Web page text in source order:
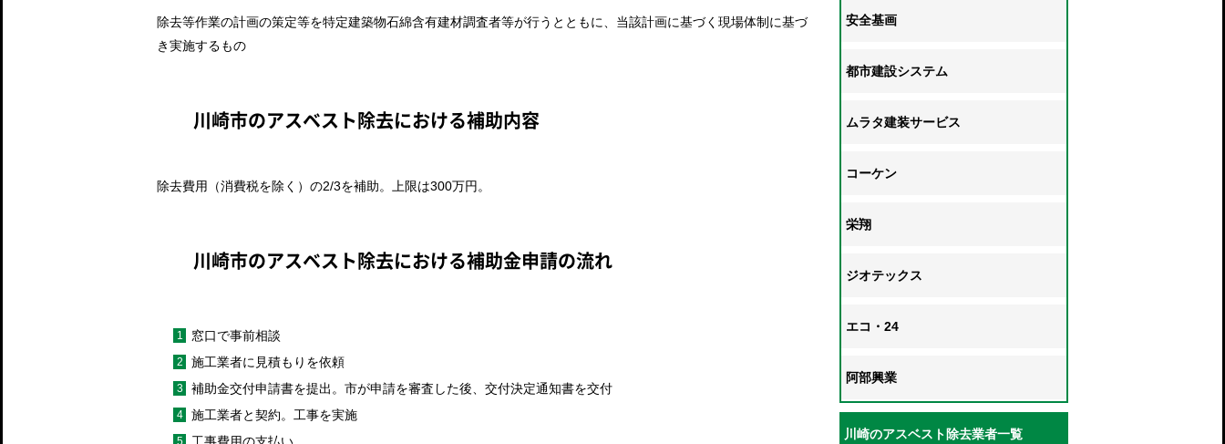
除去等作業の計画の策定等を特定建築物石綿含有建材調査者等が行うとともに、当該計画に基づく現場体制に基づ
き実施するもの
川崎市のアスベスト除去における補助内容
除去費用（消費税を除く）の2/3を補助。上限は300万円。
川崎市のアスベスト除去における補助金申請の流れ
窓口で事前相談
施工業者に見積もりを依頼
補助金交付申請書を提出。市が申請を審査した後、交付決定通知書を交付
施工業者と契約。工事を実施
安全基画
都市建設システム
ムラタ建装サービス
コーケン
栄翔
ジオテックス
エコ・24
阿部興業
川崎のアスベスト除去業者一覧